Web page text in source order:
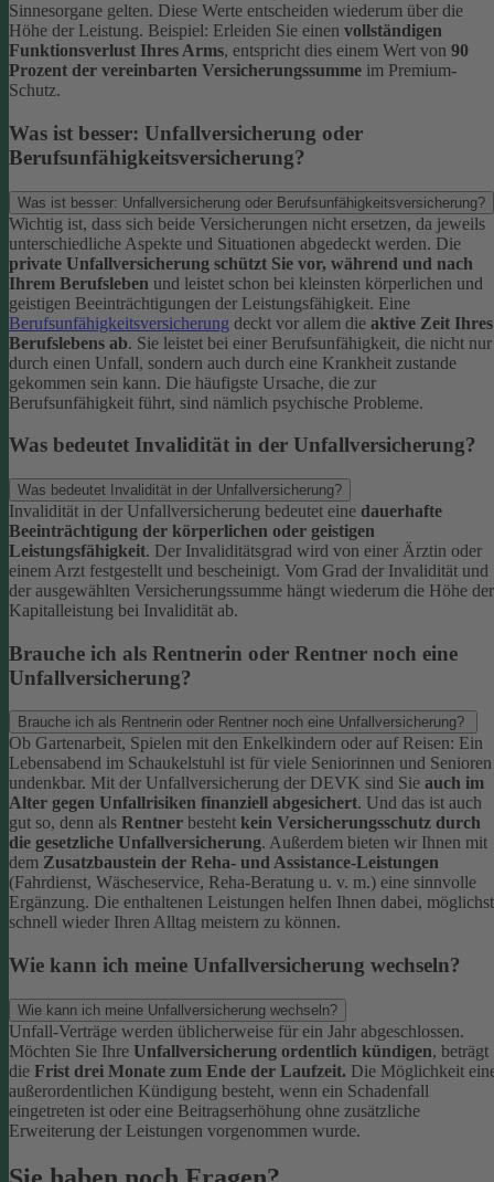
Sinnesorgane gelten. Diese Werte entscheiden wiederum über die
Höhe der Leistung. Beispiel: Erleiden Sie einen vollständigen
Funktionsverlust Ihres Arms, entspricht dies einem Wert von 90
Prozent der vereinbarten Versicherungssumme im Premium-
Schutz.
Was ist besser: Unfallversicherung oder
Berufsunfähigkeitsversicherung?
Was ist besser: Unfallversicherung oder Berufsunfähigkeitsversicherung?
Wichtig ist, dass sich beide Versicherungen nicht ersetzen, da jeweils
unterschiedliche Aspekte und Situationen abgedeckt werden. Die
private Unfallversicherung schützt Sie vor, während und nach
Ihrem Berufsleben und leistet schon bei kleinsten körperlichen und
geistigen Beeinträchtigungen der Leistungsfähigkeit. Eine
Berufsunfähigkeitsversicherung deckt vor allem die aktive Zeit Ihres
Berufslebens ab. Sie leistet bei einer Berufsunfähigkeit, die nicht nur
durch einen Unfall, sondern auch durch eine Krankheit zustande
gekommen sein kann. Die häufigste Ursache, die zur
Berufsunfähigkeit führt, sind nämlich psychische Probleme.
Was bedeutet Invalidität in der Unfallversicherung?
Was bedeutet Invalidität in der Unfallversicherung?
Invalidität in der Unfallversicherung bedeutet eine dauerhafte
Beeinträchtigung der körperlichen oder geistigen
Leistungsfähigkeit. Der Invaliditätsgrad wird von einer Ärztin oder
einem Arzt festgestellt und bescheinigt. Vom Grad der Invalidität und
der ausgewählten Versicherungssumme hängt wiederum die Höhe der
Kapitalleistung bei Invalidität ab.
Brauche ich als Rentnerin oder Rentner noch eine
Unfallversicherung?
Brauche ich als Rentnerin oder Rentner noch eine Unfallversicherung?
Ob Gartenarbeit, Spielen mit den Enkelkindern oder auf Reisen: Ein
Lebensabend im Schaukelstuhl ist für viele Seniorinnen und Senioren
undenkbar. Mit der Unfallversicherung der DEVK sind Sie auch im
Alter gegen Unfallrisiken finanziell abgesichert. Und das ist auch
gut so, denn als Rentner besteht kein Versicherungsschutz durch
die gesetzliche Unfallversicherung. Außerdem bieten wir Ihnen mit
dem Zusatzbaustein der Reha- und Assistance-Leistungen
(Fahrdienst, Wäscheservice, Reha-Beratung u. v. m.) eine sinnvolle
Ergänzung. Die enthaltenen Leistungen helfen Ihnen dabei, möglichst
schnell wieder Ihren Alltag meistern zu können.
Wie kann ich meine Unfallversicherung wechseln?
Wie kann ich meine Unfallversicherung wechseln?
Unfall-Verträge werden üblicherweise für ein Jahr abgeschlossen.
Möchten Sie Ihre Unfallversicherung ordentlich kündigen, beträgt
die Frist drei Monate zum Ende der Laufzeit. Die Möglichkeit
außerordentlichen Kündigung besteht, wenn ein Schadenfall
eingetreten ist oder eine Beitragserhöhung ohne zusätzliche
Erweiterung der Leistungen vorgenommen wurde.